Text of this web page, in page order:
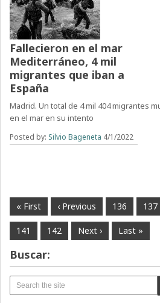
Fallecieron en el mar
Mediterráneo, 4 mil
migrantes que iban a
España
Madrid. Un total de 4 mil 404 migrantes
en el mar en su intento
Posted by: Silvio Bageneta 4/1/2022
« First ‹ Previous 136 137
141 142 Next › Last »
Buscar: